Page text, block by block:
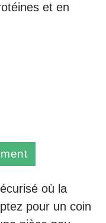
et en
où la
pour un coin